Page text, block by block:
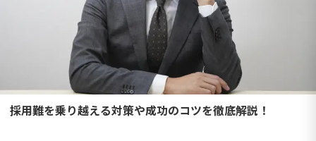
採用難を乗り越える対策や成功のコツを徹底解説！